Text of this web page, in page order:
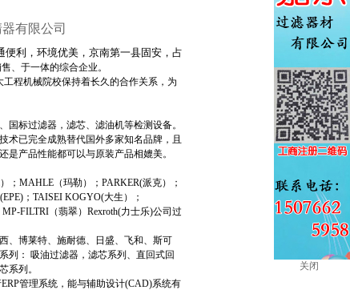
士乐收购EPPENSTEINER(EPE)过滤部
关闭
有限公司
便利，环境优美，京南第一县固安，占
、于一体的综合企业。
程机械院校保持着长久的合作关系，为
标过滤器，滤芯、滤油机等检测设备。
已完全成熟替代国外多家知名品牌，且
是产品性能都可以与原装产品相媲美。
； MAHLE（玛勒）； PARKER(派克）；
； TAISEI KOGYO(大生）；
MP-FILTRI（翡翠） Rexroth(力士乐)公司过
博莱特、施耐德、日盛、飞和、斯可
列： 吸油过滤器，滤芯系列、直回式回
系列。
ERP管理系统，能与辅助设计(CAD)系统有